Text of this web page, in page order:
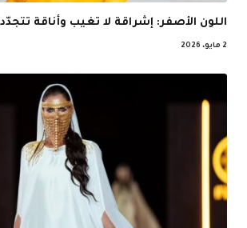
اللون الأصفر: إشراقة لا تغيب وأناقة
2 مايو، 2026